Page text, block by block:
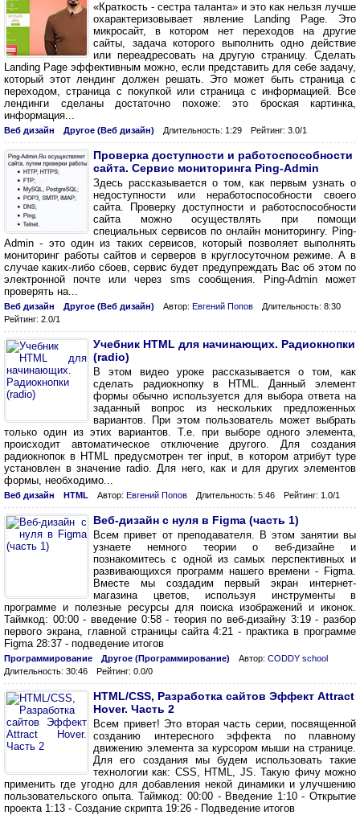
«Краткость - сестра таланта» и это как нельзя лучше
охарактеризовывает явление Landing Page. Это
микросайт, в котором нет переходов на другие
сайты, задача которого выполнить одно действие
или переадресовать на другую страницу. Сделать
Landing Page эффективным можно, если представить для себе задачу,
который этот лендинг должен решать. Это может быть страница с
переходом, страница с покупкой или страница с информацией. Все
лендинги сделаны достаточно похоже: это броская картинка,
информация...
Веб дизайн Другое (Веб дизайн) Длительность: 1:29 Рейтинг: 3.0/1
Проверка доступности и работоспособности
сайта. Сервис мониторинга Ping-Admin
Здесь рассказывается о том, как первым узнать о
недоступности или неработоспособности своего
сайта. Проверку доступности и работоспособности
сайта можно осуществлять при помощи
специальных сервисов по онлайн мониторингу. Ping-
Admin - это один из таких сервисов, который позволяет выполнять
мониторинг работы сайтов и серверов в круглосуточном режиме. А в
случае каких-либо сбоев, сервис будет предупреждать Вас об этом по
электронной почте или через sms сообщения. Ping-Admin может
проверять на...
Веб дизайн Другое (Веб дизайн) Автор: Евгений Попов
Длительность: 8:30
Рейтинг: 2.0/1
Учебник HTML для начинающих. Радиокнопки
(radio)
В этом видео уроке рассказывается о том, как
сделать радиокнопку в HTML. Данный элемент
формы обычно используется для выбора ответа на
заданный вопрос из нескольких предложенных
вариантов. При этом пользователь может выбрать
только один из этих вариантов. Т.е. при выборе одного элемента,
происходит автоматическое отключение другого. Для создания
радиокнопок в HTML предусмотрен тег input, в котором атрибут type
установлен в значение radio. Для него, как и для других элементов
формы, необходимо...
Веб дизайн HTML Автор: Евгений Попов Длительность: 5:46 Рейтинг: 1.0/1
Веб-дизайн с нуля в Figma (часть 1)
Всем привет от преподавателя. В этом занятии вы
узнаете немного теории о веб-дизайне и
познакомитесь с одной из самых перспективных и
развивающихся программ нашего времени - Figma.
Вместе мы создадим первый экран интернет-
магазина цветов, используя инструменты в
программе и полезные ресурсы для поиска изображений и иконок.
Таймкод: 00:00 - введение 0:58 - теория по веб-дизайну 3:19 - разбор
первого экрана, главной страницы сайта 4:21 - практика в программе
Figma 28:37 - подведение итогов
Программирование Другое (Программирование) Автор: CODDY school
Длительность: 30:46
Рейтинг: 0.0/0
HTML/CSS, Разработка сайтов Эффект Attract
Hover. Часть 2
Всем привет! Это вторая часть серии, посвященной
созданию интересного эффекта по плавному
движению элемента за курсором мыши на странице.
Для его создания мы будем использовать такие
технологии как: CSS, HTML, JS. Такую фичу можно
применить где угодно для добавления некой динамики и улучшению
пользовательского опыта. Таймкод: 00:00 - Введение 1:10 - Открытие
проекта 1:13 - Создание скрипта 19:26 - Подведение итогов